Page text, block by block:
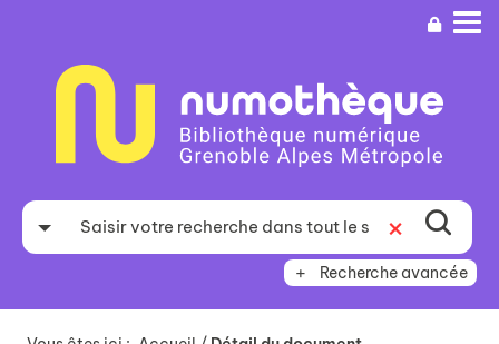
recherche
Recherche avancée